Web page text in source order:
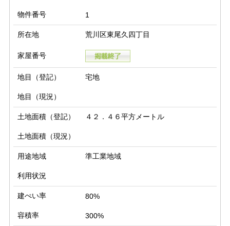
物件番号 1
所在地 荒川区東尾久四丁目
家屋番号
地目（登記） 宅地
地目（現況）
土地面積（登記） ４２．４６平方メートル
土地面積（現況）
用途地域 準工業地域
利用状況
建ぺい率 80%
容積率 300%